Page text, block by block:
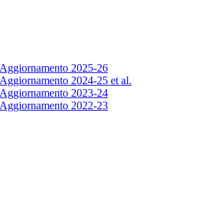
2025-26
2024-25 et al.
2023-24
2022-23